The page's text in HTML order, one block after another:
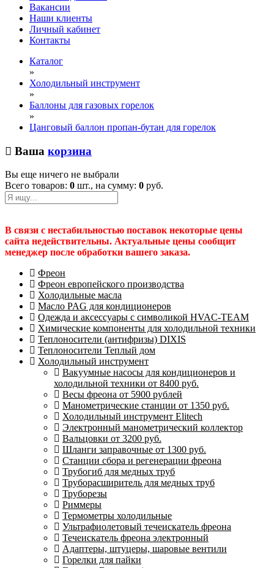
Вакансии
Наши клиенты
Личный кабинет
Контакты
Каталог
»
Холодильный инструмент
»
Баллоны для газовых горелок
»
Цанговый баллон пропан-бутан для горелок
Ваша корзина
Вы еще ничего не выбрали
Всего товаров: 0 шт., на сумму: 0 руб.
В связи с нестабильностью поставок некоторые цены
сайта недействительны. Актуальные цены сообщит
менеджер после обработки вашего заказа.
Фреон
Фреон европейского производства
Холодильные масла
Масло PAG для кондиционеров
Одежда и аксессуары с символикой HVAC-TEAM
Химические компоненты для холодильной техники
Теплоносители (антифризы) DIXIS
Теплоносители Теплый дом
Холодильный инструмент
Вакуумные насосы для кондиционеров и
холодильной техники от 8400 руб.
Весы фреона от 5900 рублей
Манометрические станции от 1350 руб.
Холодильный инструмент Elitech
Электронный манометрический коллектор
Вальцовки от 3200 руб.
Шланги заправочные от 1300 руб.
Станции сбора и регенерации фреона
Трубогиб для медных труб
Труборасширитель для медных труб
Труборезы
Риммеры
Термометры холодильные
Ультрафиолетовый течеискатель фреона
Течеискатель фреона электронный
Адаптеры, штуцеры, шаровые вентили
Горелки для пайки